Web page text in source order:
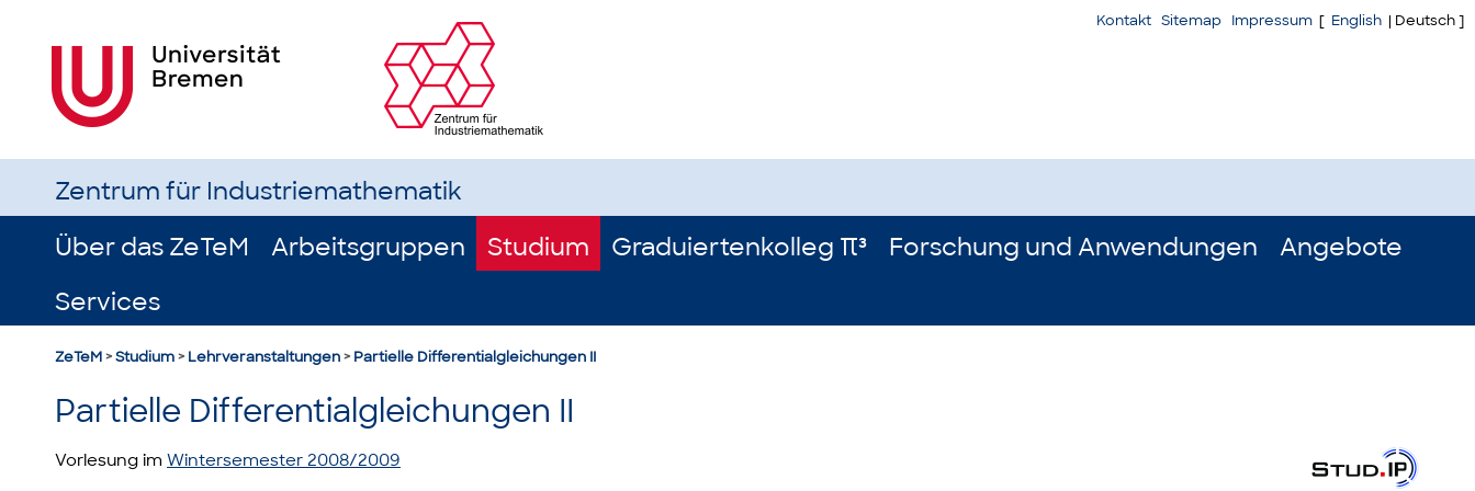
Zentrum für Industriemathematik
Über das ZeTeM
Arbeitsgruppen Studium Graduiertenkolleg π³ Forschung und Anwendungen
Angebote
Services
ZeTeM>Studium> Lehrveranstaltungen> Partielle Differentialgleichungen II
Kontakt Sitemap Impressum [ English | Deutsch ]
Partielle Differentialgleichungen II
Vorlesung im Wintersemester 2008/2009